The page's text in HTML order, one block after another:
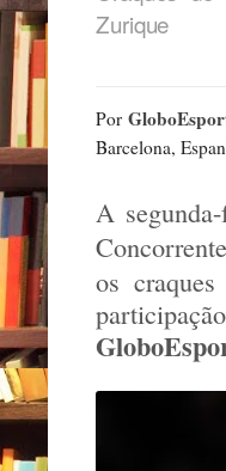
Zurique
Por
Barcelona,
A
os